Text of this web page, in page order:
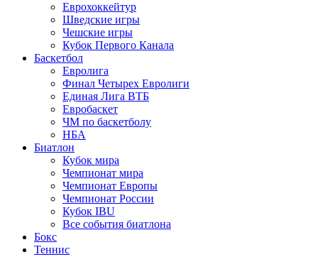
Еврохоккейтур
Шведские игры
Чешские игры
Кубок Первого Канала
Баскетбол
Евролига
Финал Четырех Евролиги
Единая Лига ВТБ
Евробаскет
ЧМ по баскетболу
НБА
Биатлон
Кубок мира
Чемпионат мира
Чемпионат Европы
Чемпионат России
Кубок IBU
Все события биатлона
Бокс
Теннис